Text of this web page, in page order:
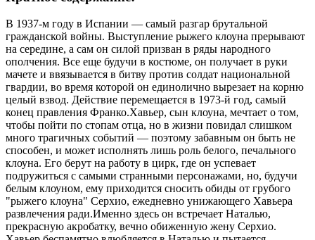
В 1937-м году в Испании — самый разгар брутальной
гражданской войны. Выступление рыжего клоуна прерывают
на середине, а сам он силой призван в ряды народного
ополчения. Все еще будучи в костюме, он получает в руки
мачете и ввязывается в битву против солдат национальной
гвардии, во время которой он единолично вырезает на корню
целый взвод. Действие перемещается в 1973-й год, самый
конец правления Франко.Хавьер, сын клоуна, мечтает о том,
чтобы пойти по стопам отца, но в жизни повидал слишком
много трагичных событий — поэтому забавным он быть не
способен, и может исполнять лишь роль белого, печального
клоуна. Его берут на работу в цирк, где он успевает
подружиться с самыми странными персонажами, но, будучи
белым клоуном, ему приходится сносить обиды от грубого
"рыжего клоуна" Серхио, ежедневно унижающего Хавьера
развлечения ради.Именно здесь он встречает Наталью,
прекрасную акробатку, вечно обиженную жену Серхио.